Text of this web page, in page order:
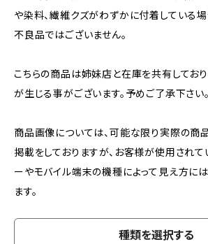
や染料、繊維クズがわずかに付着している場
不良品ではございません。
こちらの商品は姉妹店と在庫を共有してお
が生じる事がございます。予めご了承下さい。
商品画像については、可能な限り実際の商
掲載をしておりますが、お客様が使用されて
ーやモバイル端末の機種によって見え方に
ます。
種類を選択する